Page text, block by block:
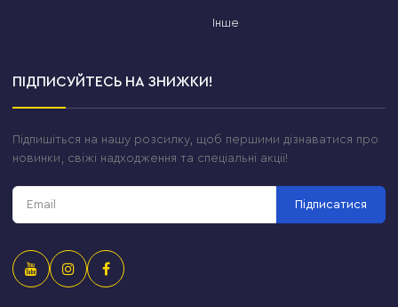
Інше
ПІДПИСУЙТЕСЬ НА ЗНИЖКИ!
Підпишіться на нашу розсилку, щоб першими дізнаватися про
новинки, свіжі надходження та спеціальні акції!
Підписатися